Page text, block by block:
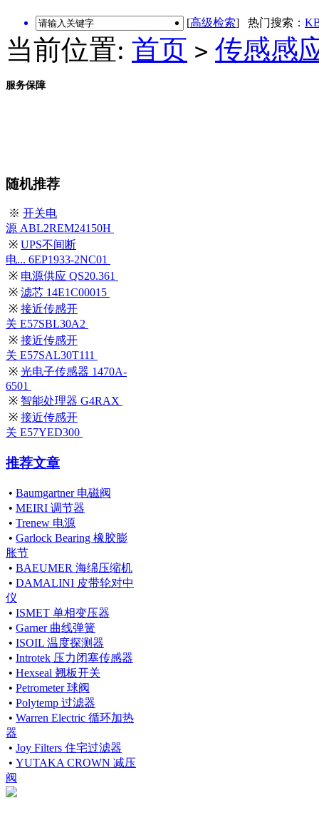
[高级检索] 热门搜索：
当前位置: 首页 > 传感感
服务保障
随机推荐
※ 开关电
源 ABL2REM24150H
※ UPS不间断
电... 6EP1933-2NC01
※ 电源供应 QS20.361
※ 滤芯 14E1C00015
※ 接近传感开
关 E57SBL30A2
※ 接近传感开
关 E57SAL30T111
※ 光电子传感器 1470A-
6501
※ 智能处理器 G4RAX
※ 接近传感开
关 E57YED300
推荐文章
• Baumgartner 电磁阀
• MEIRI 调节器
• Trenew 电源
• Garlock Bearing 橡胶膨
胀节
• BAEUMER 海绵压缩机
• DAMALINI 皮带轮对中
仪
• ISMET 单相变压器
• Garner 曲线弹簧
• ISOIL 温度探测器
• Introtek 压力闭塞传感器
• Hexseal 翘板开关
• Petrometer 球阀
• Polytemp 过滤器
• Warren Electric 循环加热
器
• Joy Filters 住宅过滤器
• YUTAKA CROWN 减压
阀